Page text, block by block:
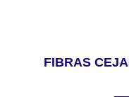
FIBRAS